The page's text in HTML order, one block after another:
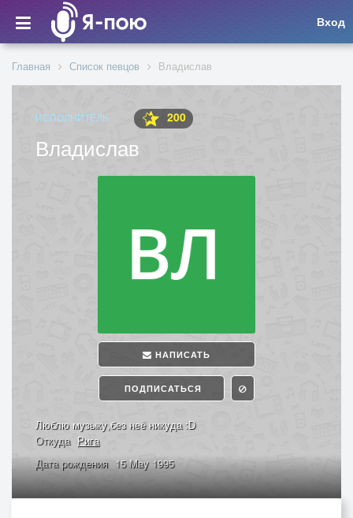
Вход
Главная Список певцов Владислав
ИСПОЛНИТЕЛЬ 200
Владислав
НАПИСАТЬ
ПОДПИСАТЬСЯ
Люблю музыку,без неё никуда :D
Откуда Рига
Дата рождения 15 May 1995